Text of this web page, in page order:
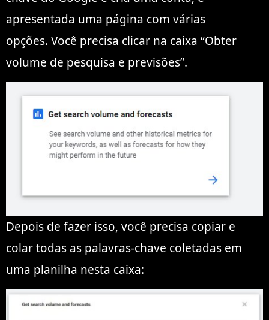
apresentada uma página com várias
opções. Você precisa clicar na caixa “Obter
volume de pesquisa e previsões”.
Depois de fazer isso, você precisa copiar e
colar todas as palavras-chave coletadas em
uma planilha nesta caixa: